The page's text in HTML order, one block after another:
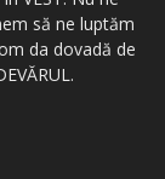
să ne luptăm
da dovadă de